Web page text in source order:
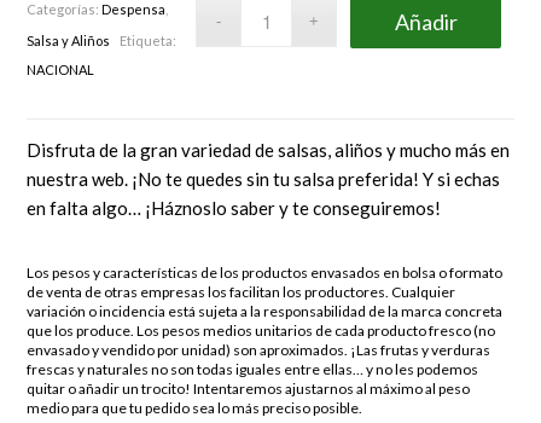
Añadir
Categorías:Despensa
Salsa y Aliños
Etiqueta:
NACIONAL
Disfruta de la gran variedad de salsas, aliños y mucho más en
nuestra web. ¡No te quedes sin tu salsa preferida! Y si echas
en falta algo… ¡Háznoslo saber y te conseguiremos!
Los pesos y características de los productos envasados en bolsa o formato
de venta de otras empresas los facilitan los productores. Cualquier
variación o incidencia está sujeta a la responsabilidad de la marca concreta
que los produce. Los pesos medios unitarios de cada producto fresco (no
envasado y vendido por unidad) son aproximados. ¡Las frutas y verduras
frescas y naturales no son todas iguales entre ellas… y no les podemos
quitar o añadir un trocito! Intentaremos ajustarnos al máximo al peso
medio para que tu pedido sea lo más preciso posible.